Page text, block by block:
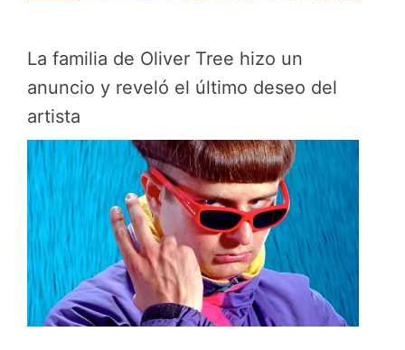
La familia de Oliver Tree hizo un
anuncio y reveló el último deseo del
artista